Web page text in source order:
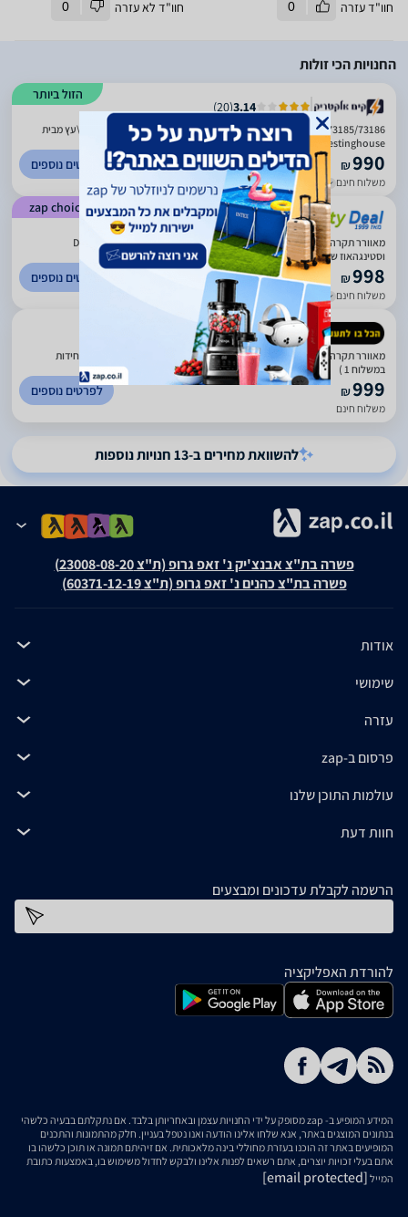
חוו"ד עזרה 0 חוו"ד לא עזרה 0
החנויות הכי זולות
הזול ביותר
3.14
(
20
)
73185/73186 Montana 28W מאוורר תקרה מנוע DC עם שלט "42 צבע לבן\עץ מבית
Westinghouse
₪990
משלוח חינם עד 7 ימי עסקים
לפרטים נוספים
zap choice
4.64
3042
)
מאוורר תקרה WESTINGHOUSE MONTANA 73185 בקוטר 42 אינץ' מנוע DC
וסטינגהאוז שחור מט עם שלט | יבואן רשמי-משלוח מהיר
₪998
משלוח חינם
לפרטים נוספים
4.77
(
57
)
מאוורר תקרה 42" MONTANA מונטנה- צבע לבן - WESTINGHOUSE (עד 2 יחידות
במשלוח 1 )
₪999
משלוח חינם
לפרטים נוספים
להשוואת מחירים ב-13 חנויות נוספות
פשרה בת"צ אבנצ'יק נ' זאפ גרופ (ת"צ 23008-08-20)
פשרה בת"צ כהנים נ' זאפ גרופ (ת"צ 60371-12-19)
אודות
שימושי
עזרה
פרסום ב-zap
עולמות התוכן שלנו
חוות דעת
הרשמה לקבלת עדכונים ומבצעים
להורדת האפליקציה
המידע המופיע ב- zap מסופק על ידי החנויות עצמן ובאחריותן בלבד. אם נתקלתם בבעיה כלשהי
בנתונים המוצגים באתר, אנא שלחו אלינו הודעה ואנו נטפל בעניין. חלק מהתמונות והתכנים
המופיעים באתר זה הוכנו בעזרת מחוללי בינה מלאכותית. אם זיהיתם תמונה או תוכן כלשהו בו
אתם בעלי זכויות יוצרים, אתם רשאים לפנות אלינו ולבקש לחדול משימוש בו, באמצעות כתובת
המייל [email protected]